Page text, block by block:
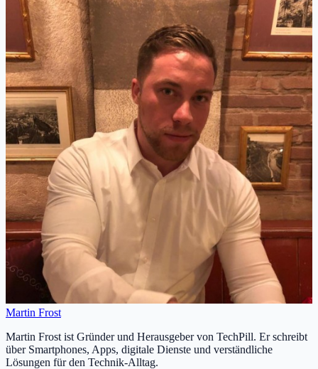
Martin Frost
Martin Frost ist Gründer und Herausgeber von TechPill. Er schreibt
über Smartphones, Apps, digitale Dienste und verständliche
Lösungen für den Technik-Alltag.